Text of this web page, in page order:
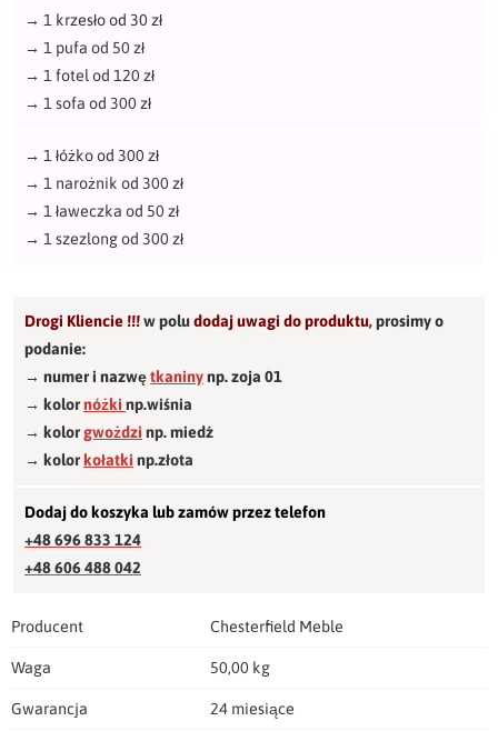
→ 1 krzesło od 30 zł
→ 1 pufa od 50 zł
→ 1 fotel od 120 zł
→ 1 sofa od 300 zł
→ 1 łóżko od 300 zł
→ 1 narożnik od 300 zł
→ 1 ławeczka od 50 zł
→ 1 szezlong od 300 zł
Drogi Kliencie !!!w poludodaj uwagi do produktu,prosimy o
podanie:
→ numer i nazwętkaninynp. zoja 01
→ kolornóżki np.wiśnia
→ kolorgwożdzi np. miedź
→ kolorkołatki np.złota
Dodaj do koszyka lub zamów przez telefon
+48 696 833 124
+48 606 488 042
Producent Chesterfield Meble
Waga 50,00 kg
Gwarancja 24 miesiące